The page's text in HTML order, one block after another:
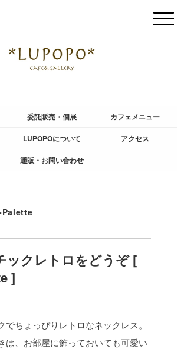
委託販売・個展 カフェメニュー
LUPOPOについて アクセス
通販・お問い合わせ
Palette
ックレトロをどうぞ [
]
でちょっぴりレトロなネックレス。
は、お部屋に飾っておいても可愛い